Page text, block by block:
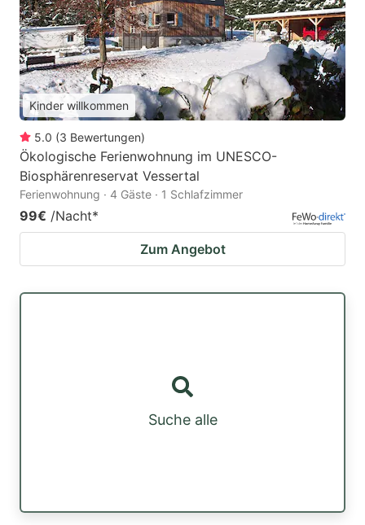
Kinder willkommen
5.0 (3 Bewertungen)
Ökologische Ferienwohnung im UNESCO-
Biosphärenreservat Vessertal
Ferienwohnung · 4 Gäste · 1 Schlafzimmer
99€ /Nacht*
Zum Angebot
Suche alle